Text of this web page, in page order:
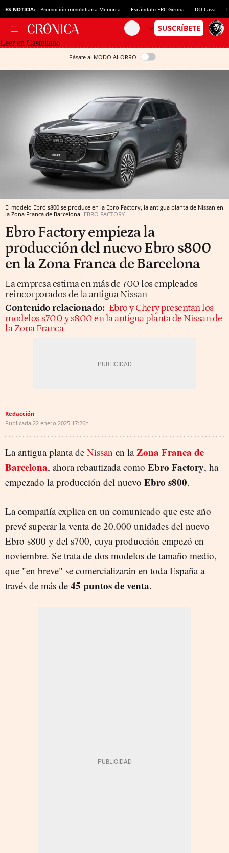
ES NOTICIA: Promoción inmobiliaria Menorca Escándalo ERC Girona DO Cava
Leer en Castellano
Pásate al MODO AHORRO
El modelo Ebro s800 se produce en la Ebro Factory, la antigua planta de Nissan en
la Zona Franca de Barcelona EBRO FACTORY
Ebro Factory empieza la
producción del nuevo Ebro s800
en la Zona Franca de Barcelona
La empresa estima en más de 700 los empleados
reincorporados de la antigua Nissan
Contenido relacionado: Ebro y Chery presentan los
modelos s700 y s800 en la antigua planta de Nissan de
la Zona Franca
Redacción
Publicada 22 enero 2025 17:26h
La antigua planta de Nissan en laZona Franca de
Barcelona, ahora rebautizada como Ebro Factory, ha
empezado la producción del nuevo Ebro s800.
La compañía explica en un comunicado que este año
prevé superar la venta de 20.000 unidades del nuevo
Ebro s800 y del s700, cuya producción empezó en
noviembre. Se trata de dos modelos de tamaño medio,
que "en breve" se comercializarán en toda España a
través de más de 45 puntos de venta.